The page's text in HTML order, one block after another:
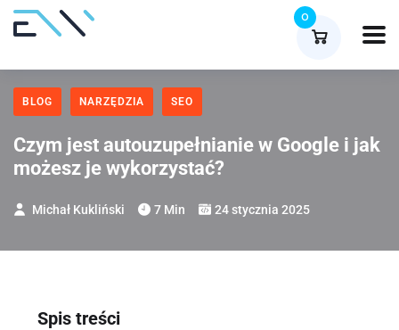
0
BLOG NARZĘDZIA SEO
Czym jest autouzupełnianie w Google i jak
możesz je wykorzystać?
Michał Kukliński 7 Min 24 stycznia 2025
Spis treści